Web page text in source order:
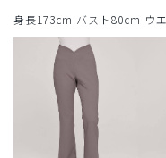
身長173cm バスト80cm ウ